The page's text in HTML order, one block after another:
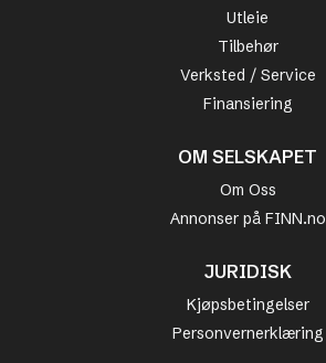
Utleie
Tilbehør
Verksted / Service
Finansiering
OM SELSKAPET
Om Oss
Annonser på FINN.no
JURIDISK
Kjøpsbetingelser
Personvernerklæring